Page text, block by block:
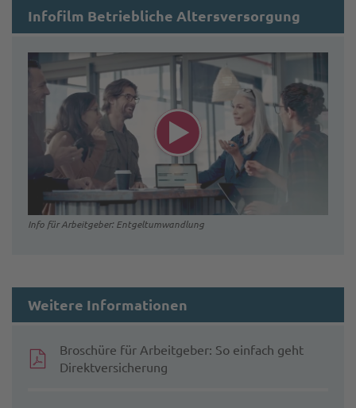
Infofilm Betriebliche Altersversorgung
Info für Arbeitgeber: Entgeltumwandlung
Weitere Informationen
Broschüre für Arbeitgeber: So einfach geht
Direktversicherung